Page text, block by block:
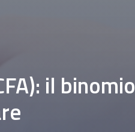
il binomio